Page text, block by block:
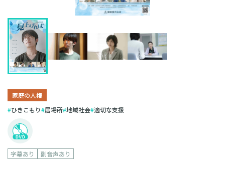
家庭の人権
ひきこもり 居場所 地域社会 適切な支援
字幕あり 副音声あり